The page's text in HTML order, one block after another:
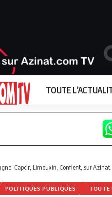
TOUTE
Capcir, Limouxin, Conflent, sur
POLITIQUES PUBLIQUES TOUTE